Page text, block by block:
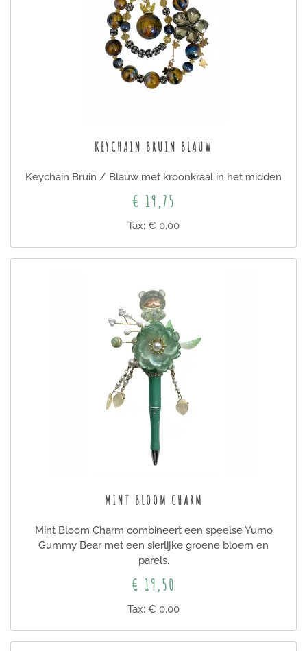
KEYCHAIN BRUIN BLAUW
Keychain Bruin / Blauw met kroonkraal in het midden
€ 19,75
Tax: € 0,00
MINT BLOOM CHARM
Mint Bloom Charm combineert een speelse Yumo
Gummy Bear met een sierlijke groene bloem en
parels.
€ 19,50
Tax: € 0,00